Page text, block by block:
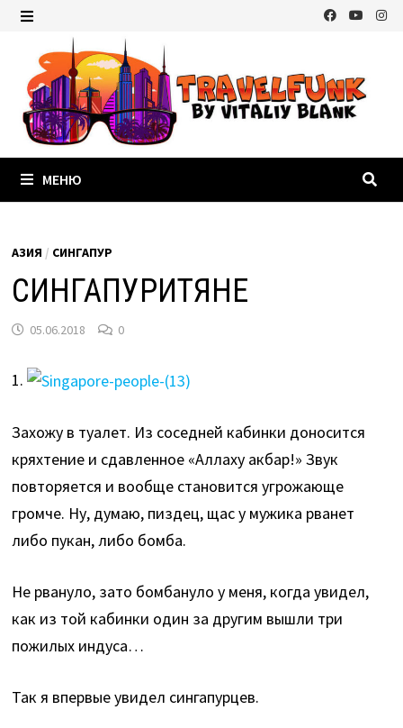
Перейти
содержимому
МЕНЮ
АЗИЯ / СИНГАПУР
СИНГАПУРИТЯНЕ
05.06.2018 0
1.
Захожу в туалет. Из соседней кабинки доносится
кряхтение и сдавленное «Аллаху акбар!» Звук
повторяется и вообще становится угрожающе
громче. Ну, думаю, пиздец, щас у мужика рванет
либо пукан, либо бомба.
Не рвануло, зато бомбануло у меня, когда увидел,
как из той кабинки один за другим вышли три
пожилых индуса…
Так я впервые увидел сингапурцев.